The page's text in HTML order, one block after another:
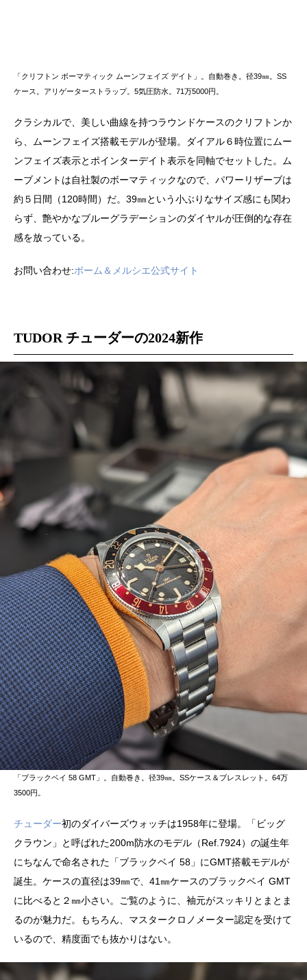
「クリフトン ボーマティック ムーンフェイズ デイト」。自動巻き。径39㎜。SS
ケース。アリゲーターストラップ。5気圧防水。71万5000円。
クラシカルで、美しい曲線を持つラウンドケースのクリフトンか
ら、ムーンフェイズ搭載モデルが登場。ダイアル６時位置にムー
ンフェイズ表示とポインターデイト表示を同軸でセットした。ム
ーブメントは自社製のボーマティックなので、パワーリザーブは
約５日間（120時間）だ。39㎜という小ぶりなサイズ感にも関わ
らず、艶やかなブルーグラデーションのダイヤルが圧倒的な存在
感を放っている。
お問い合わせ:ボーム＆メルシエ公式サイト
TUDOR チューダーの2024新作
「ブラックベイ 58 GMT」。自動巻き。径39㎜。SSケース＆ブレスレット。64万
3500円。
チューダー初のダイバーズウォッチは1958年に登場。「ビッグ
クラウン」と呼ばれた200m防水のモデル（Ref.7924）の誕生年
にちなんで命名された「ブラックベイ 58」にGMT搭載モデルが
誕生。ケースの直径は39㎜で、41㎜ケースのブラックベイ GMT
に比べると２㎜小さい。ご覧のように、袖元がスッキリとまとま
るのが魅力だ。もちろん、マスタークロノメーター認定を受けて
いるので、精度面でも抜かりはない。